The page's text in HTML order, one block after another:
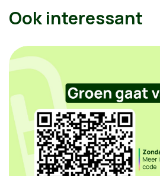
Ook interessant